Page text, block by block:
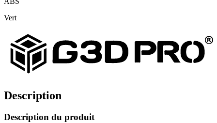
Vert
Description
Description du produit